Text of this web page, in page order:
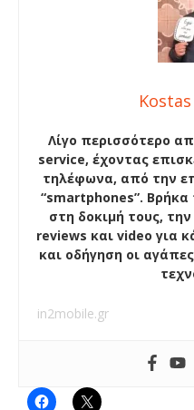
Λίγο περισσότερο
service, έχοντας
τηλέφωνα, από την
“smartphones”.
στη δοκιμή τους,
reviews και video για
και οδήγηση οι
in2mobile.gr